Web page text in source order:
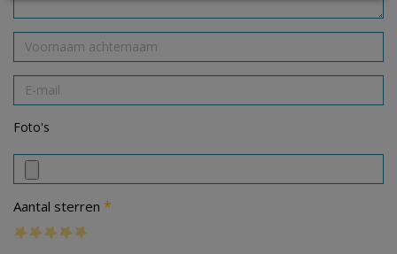
Foto's
Aantal sterren *